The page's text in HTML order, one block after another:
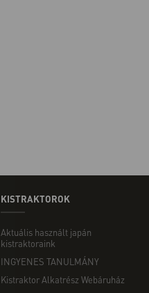
KISTRAKTOROK
Aktuális használt japán
kistraktoraink
INGYENES TANULMÁNY
Kistraktor Alkatrész Webáruház